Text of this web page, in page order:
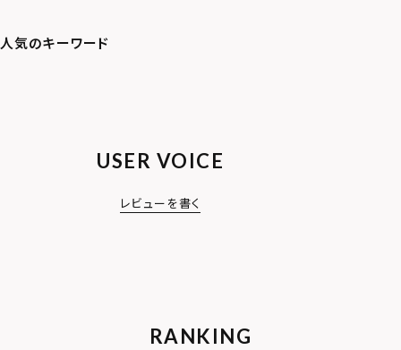
USER VOICE
レビューを書く
RANKING